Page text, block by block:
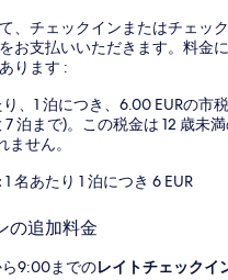
、チェックインまたはチェッ
お支払いいただきます。料金
ります :
り、1 泊につき、6.00 EURの市
7 泊まで)。この税金は 12 歳未
ません。
1 名あたり 1 泊につき 6 EUR
の追加料金
9:00までのレイトチェックイ